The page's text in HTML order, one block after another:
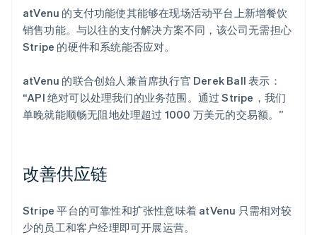
atVenu 的支付功能使其能够在现场活动平台上新增餐饮
销售功能。与以往的支付解决方案不同，该公司无需担心
Stripe 的硬件和系统能否应对。
atVenu 的联合创始人兼首席执行官 Derek Ball 表示：
“API 绝对可以处理我们的业务范围。通过 Stripe，我们
单晚就能顺畅无阻地处理超过 1000 万美元的交易额。”
改善供应链
Stripe 平台的可靠性和扩张性意味着 atVenu 只需相对较
少的员工和客户经理即可开展运营。